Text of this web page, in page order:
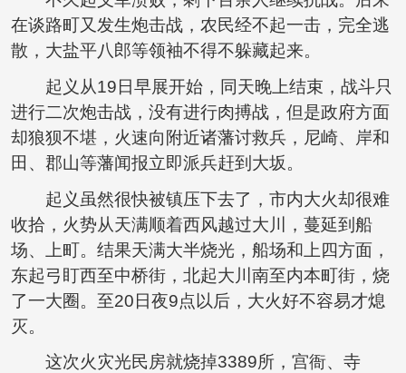
在谈路町又发生炮击战，农民经不起一击，完全逃
散，大盐平八郎等领袖不得不躲藏起来。
起义从19日早展开始，同天晚上结束，战斗只
进行二次炮击战，没有进行肉搏战，但是政府方面
却狼狈不堪，火速向附近诸藩讨救兵，尼崎、岸和
田、郡山等藩闻报立即派兵赶到大坂。
起义虽然很快被镇压下去了，市内大火却很难
收拾，火势从天满顺着西风越过大川，蔓延到船
场、上町。结果天满大半烧光，船场和上四方面，
东起弓盯西至中桥街，北起大川南至内本町街，烧
了一大圈。至20日夜9点以后，大火好不容易才熄
灭。
这次火灾光民房就烧掉3389所，宫衙、寺